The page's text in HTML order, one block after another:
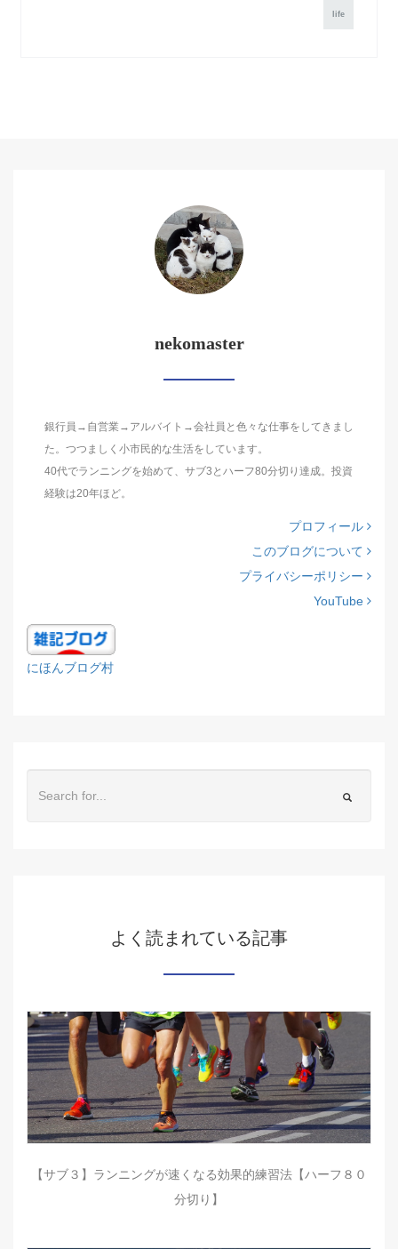
life
nekomaster
銀行員→自営業→アルバイト→会社員と色々な仕事をしてきまし
た。つつましく小市民的な生活をしています。
40代でランニングを始めて、サブ3とハーフ80分切り達成。投資
経験は20年ほど。
プロフィール
このブログについて
プライバシーポリシー
YouTube
にほんブログ村
よく読まれている記事
【サブ３】ランニングが速くなる効果的練習法【ハーフ８０
分切り】